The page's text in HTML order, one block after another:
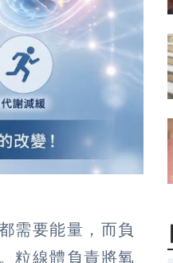
需要能量，而負
粒線體負責將氧